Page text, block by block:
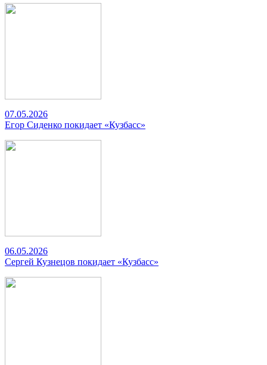
07.05.2026
Егор Сиденко покидает «Кузбасс»
06.05.2026
Сергей Кузнецов покидает «Кузбасс»